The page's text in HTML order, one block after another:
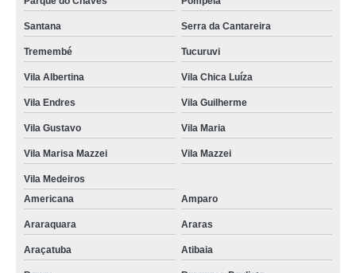
Santana Serra da Cantareira
Tremembé Tucuruvi
Vila Albertina Vila Chica Luíza
Vila Endres Vila Guilherme
Vila Gustavo Vila Maria
Vila Marisa Mazzei Vila Mazzei
Vila Medeiros
Americana
Amparo
Araraquara Araras
Araçatuba Atibaia